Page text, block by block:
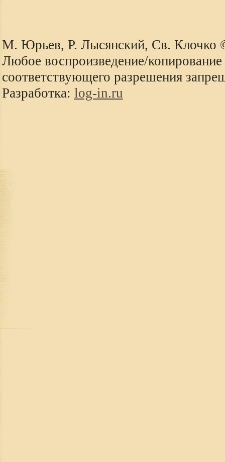
М. Юрьев, Р. Лысянский, Св. Клочко
Любое воспроизведение/копирование
соответствующего разрешения
Разработка: log-in.ru